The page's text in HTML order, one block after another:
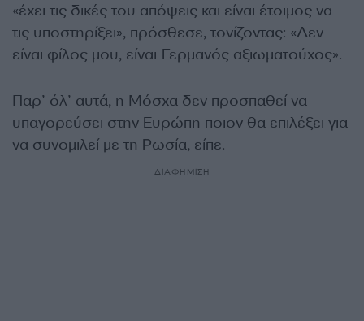
«έχει τις δικές του απόψεις και είναι έτοιμος να
τις υποστηρίξει», πρόσθεσε, τονίζοντας: «Δεν
είναι φίλος μου, είναι Γερμανός αξιωματούχος».
Παρ’ όλ’ αυτά, η Μόσχα δεν προσπαθεί να
υπαγορεύσει στην Ευρώπη ποιον θα επιλέξει για
να συνομιλεί με τη Ρωσία, είπε.
ΔΙΑΦΗΜΙΣΗ